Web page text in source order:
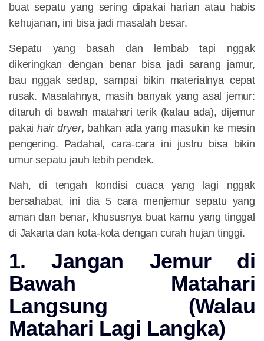
buat sepatu yang sering dipakai harian atau habis
kehujanan, ini bisa jadi masalah besar.
Sepatu yang basah dan lembab tapi nggak
dikeringkan dengan benar bisa jadi sarang jamur,
bau nggak sedap, sampai bikin materialnya cepat
rusak. Masalahnya, masih banyak yang asal jemur:
ditaruh di bawah matahari terik (kalau ada), dijemur
pakai hair dryer, bahkan ada yang masukin ke mesin
pengering. Padahal, cara-cara ini justru bisa bikin
umur sepatu jauh lebih pendek.
Nah, di tengah kondisi cuaca yang lagi nggak
bersahabat, ini dia 5 cara menjemur sepatu yang
aman dan benar, khususnya buat kamu yang tinggal
di Jakarta dan kota-kota dengan curah hujan tinggi.
1. Jangan Jemur di
Bawah Matahari
Langsung (Walau
Matahari Lagi Langka)